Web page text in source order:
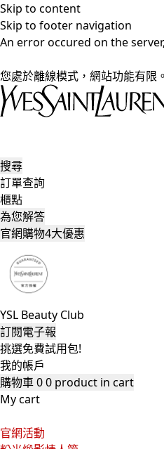
Skip to content
Skip to footer navigation
An error occured on the
您處於離線模式，網站功能有限
搜尋
訂單查詢
櫃點
為您解答
官網購物4大優惠
YSL Beauty Club
訂閱電子報
挑選免費試用包!
我的帳戶
購物車00 product in cart
My cart
官網活動